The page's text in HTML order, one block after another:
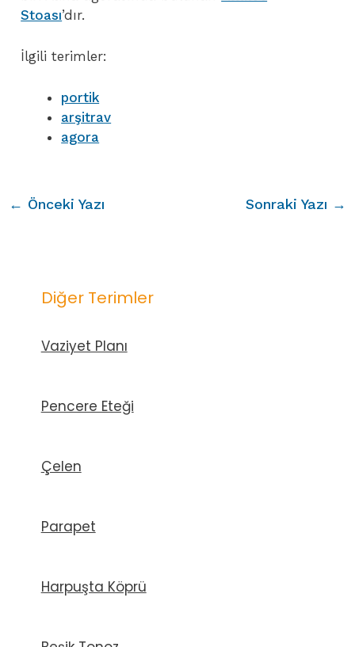
Stoası’dır.
İlgili terimler:
portik
arşitrav
agora
Yazı
← Önceki Yazı Sonraki Yazı →
Diğer Terimler
Vaziyet Planı
Pencere Eteği
Çelen
Parapet
Harpuşta Köprü